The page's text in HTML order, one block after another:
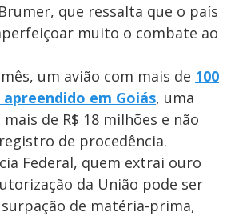
que ressalta que o país
muito o combate ao
um avião com mais de 100
em Goiás, uma
de R$ 18 milhões e não
de procedência.
Federal, quem extrai ouro
da União pode ser
de matéria-prima,